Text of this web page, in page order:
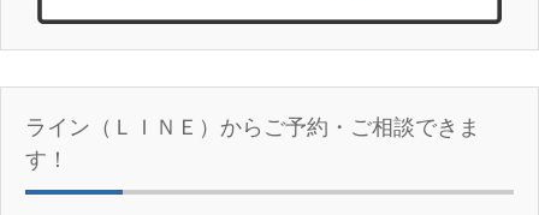
ライン（ＬＩＮＥ）からご予約・ご相談できま
す！